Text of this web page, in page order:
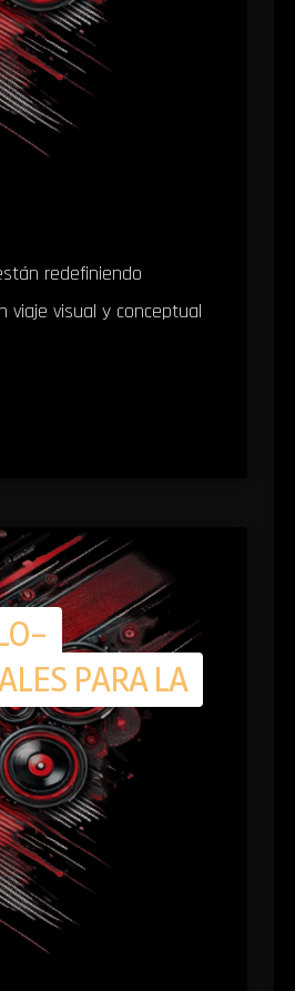
redefiniendo
viaje visual y conceptual
PARA LA